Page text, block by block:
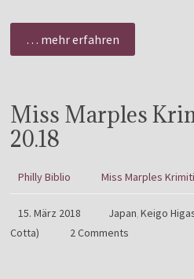
… mehr erfahren
Miss Marples
20.18
Philly Biblio Miss Marples
15. März 2018 Japan ,Keigo
Cotta)
2 Comments